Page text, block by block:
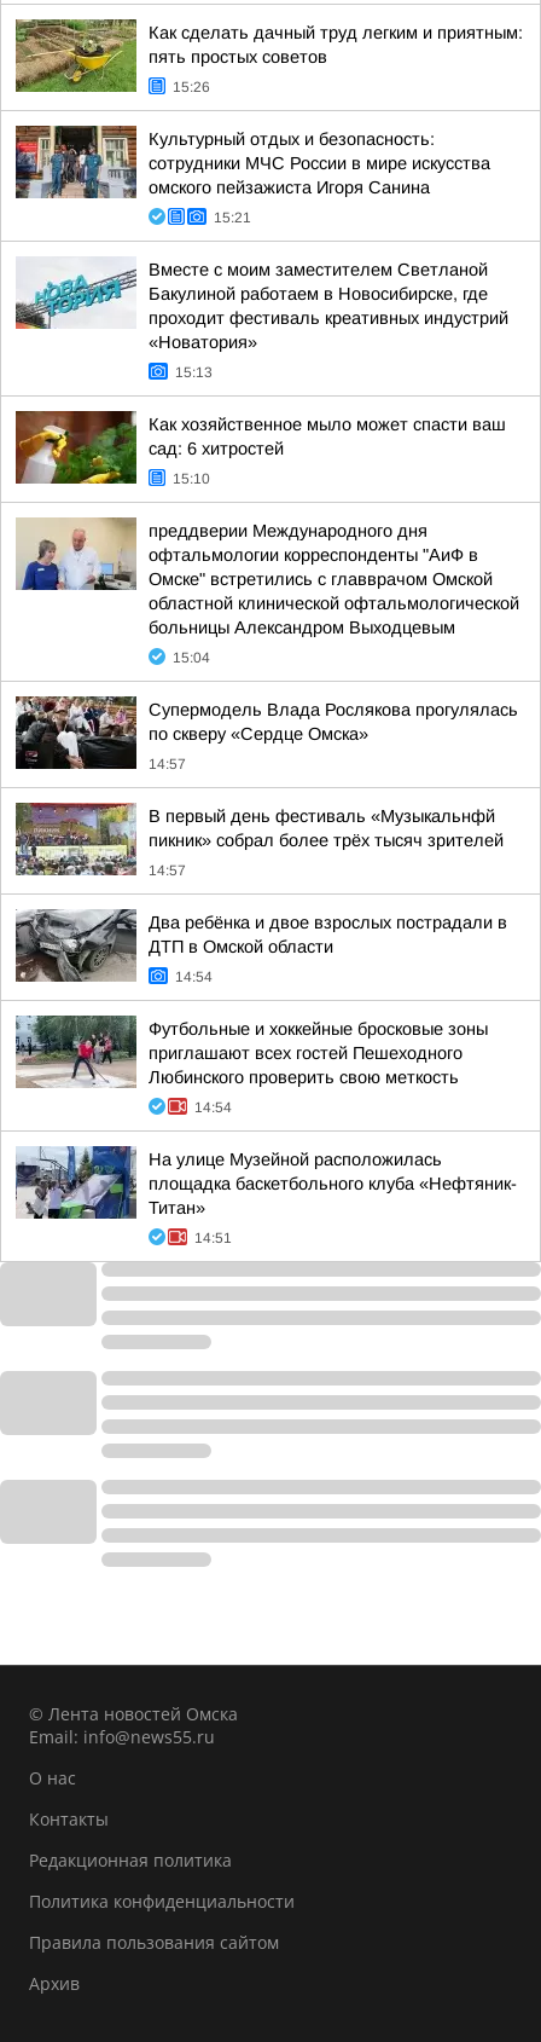
Как сделать дачный труд легким и приятным:
пять простых советов
15:26
Культурный отдых и безопасность:
сотрудники МЧС России в мире искусства
омского пейзажиста Игоря Санина
15:21
Вместе с моим заместителем Светланой
Бакулиной работаем в Новосибирске, где
проходит фестиваль креативных индустрий
«Новатория»
15:13
Как хозяйственное мыло может спасти ваш
сад: 6 хитростей
15:10
преддверии Международного дня
офтальмологии корреспонденты "АиФ в
Омске" встретились с главврачом Омской
областной клинической офтальмологической
больницы Александром Выходцевым
15:04
Супермодель Влада Рослякова прогулялась
по скверу «Сердце Омска»
14:57
В первый день фестиваль «Музыкальнфй
пикник» собрал более трёх тысяч зрителей
14:57
Два ребёнка и двое взрослых пострадали в
ДТП в Омской области
14:54
Футбольные и хоккейные бросковые зоны
приглашают всех гостей Пешеходного
Любинского проверить свою меткость
14:54
На улице Музейной расположилась
площадка баскетбольного клуба «Нефтяник-
Титан»
14:51
© Лента новостей Омска
Email: info@news55.ru
О нас
Контакты
Редакционная политика
Политика конфиденциальности
Правила пользования сайтом
Архив